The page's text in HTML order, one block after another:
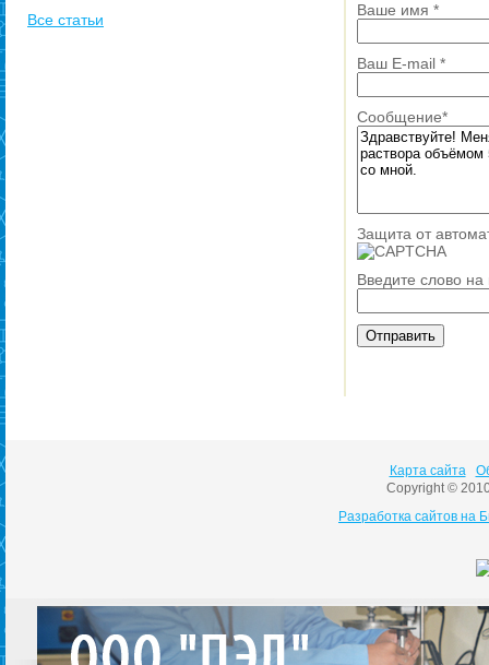
Все статьи
Ваше имя *
Ваш E-mail *
Сообщение*
Защита от
Введите слово на
Карта сайта
Copyright ©
Разработка сайтов на